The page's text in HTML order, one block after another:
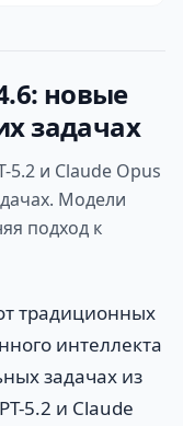
новые
задачах
5.2 и Claude Opus
Модели
подход к
традиционных
интеллекта
задачах из
5.2 и Claude